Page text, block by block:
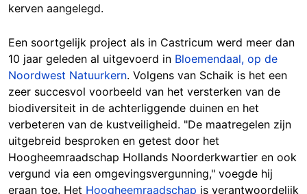
kerven aangelegd.
Een soortgelijk project als in Castricum werd meer dan
10 jaar geleden al uitgevoerd in Bloemendaal, op de
Noordwest Natuurkern. Volgens van Schaik is het een
zeer succesvol voorbeeld van het versterken van de
biodiversiteit in de achterliggende duinen en het
verbeteren van de kustveiligheid. "De maatregelen zijn
uitgebreid besproken en getest door het
Hoogheemraadschap Hollands Noorderkwartier en ook
vergund via een omgevingsvergunning," voegde hij
eraan toe. Het Hoogheemraadschap is verantwoordelijk